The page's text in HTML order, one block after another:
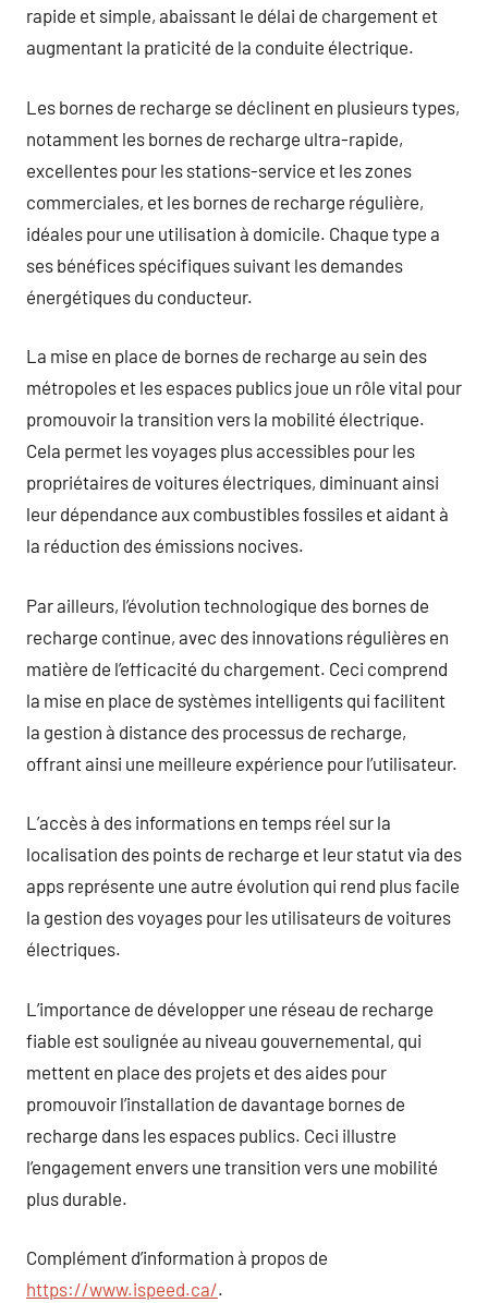
rapide et simple, abaissant le délai de chargement et
augmentant la praticité de la conduite électrique.
Les bornes de recharge se déclinent en plusieurs types,
notamment les bornes de recharge ultra-rapide,
excellentes pour les stations-service et les zones
commerciales, et les bornes de recharge régulière,
idéales pour une utilisation à domicile. Chaque type a
ses bénéfices spécifiques suivant les demandes
énergétiques du conducteur.
La mise en place de bornes de recharge au sein des
métropoles et les espaces publics joue un rôle vital pour
promouvoir la transition vers la mobilité électrique.
Cela permet les voyages plus accessibles pour les
propriétaires de voitures électriques, diminuant ainsi
leur dépendance aux combustibles fossiles et aidant à
la réduction des émissions nocives.
Par ailleurs, l’évolution technologique des bornes de
recharge continue, avec des innovations régulières en
matière de l’efficacité du chargement. Ceci comprend
la mise en place de systèmes intelligents qui facilitent
la gestion à distance des processus de recharge,
offrant ainsi une meilleure expérience pour l’utilisateur.
L’accès à des informations en temps réel sur la
localisation des points de recharge et leur statut via des
apps représente une autre évolution qui rend plus facile
la gestion des voyages pour les utilisateurs de voitures
électriques.
L’importance de développer une réseau de recharge
fiable est soulignée au niveau gouvernemental, qui
mettent en place des projets et des aides pour
promouvoir l’installation de davantage bornes de
recharge dans les espaces publics. Ceci illustre
l’engagement envers une transition vers une mobilité
plus durable.
Complément d’information à propos de
https://www.ispeed.ca/.